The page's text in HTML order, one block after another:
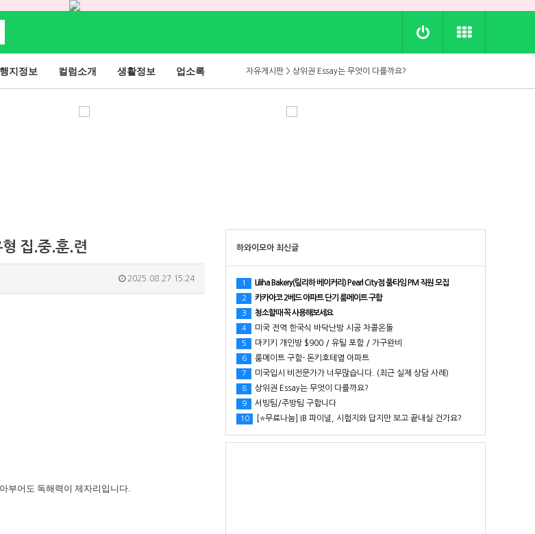
자유게시판 > 1500점의 74.8%는 온라인 SAT 수업에서 나왔습니다
자유게시판 > [ SAT 여름 4주 특강 ] 1:1 약점 진단 → 4주 단기 점수 상승
자유게시판 > 내일까지 아마존 프라임데이인데, 다들 어떤 거 사셨는지 궁금하네요.
지정보 컬럼소개 생활정보 업소록
집.중.훈.련
2025.08.27 15:24
부어도 독해력이 제자리입니다.
하와이모아 최신글
1 Liliha Bakery(릴리하 베이커리) Pearl City점 풀타임 PM 직원 모집
2 카카아코 2베드 아파트 단기 룸메이트 구함
3 청소할때 꼭 사용해보세요
4 미국 전역 한국식 바닥난방 시공 차콜온돌
5 마키키 개인방 $900 / 유틸 포함 / 가구완비
6 룸메이트 구함- 돈키호테옆 아파트
7 미국입시 비전문가가 너무많습니다. (최근 실제 상담 사례)
8 상위권 Essay는 무엇이 다를까요?
9 서빙팀/주방팀 구합니다
10 [⭐무료나눔] IB 파이널, 시험지와 답지만 보고 끝내실 건가요?